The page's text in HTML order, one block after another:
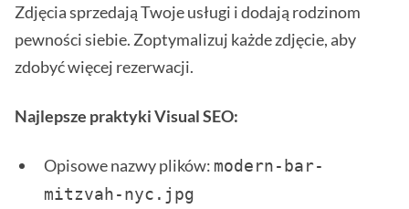
Zdjęcia sprzedają Twoje usługi i dodają rodzinom
pewności siebie. Zoptymalizuj każde zdjęcie, aby
zdobyć więcej rezerwacji.
Najlepsze praktyki Visual SEO:
Opisowe nazwy plików: modern-bar-
mitzvah-nyc.jpg